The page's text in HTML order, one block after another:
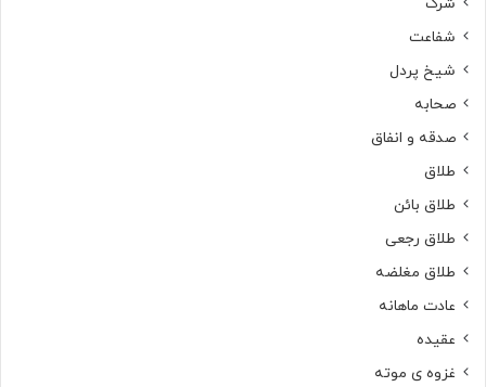
شرک
شفاعت
شیخ پردل
صحابه
صدقه و انفاق
طلاق
طلاق بائن
طلاق رجعی
طلاق مغلضه
عادت ماهانه
عقیده
غزوه ی موته